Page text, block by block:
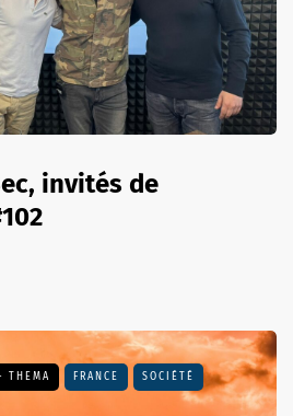
invités de
THEMA FRANCE SOCIÉTÉ